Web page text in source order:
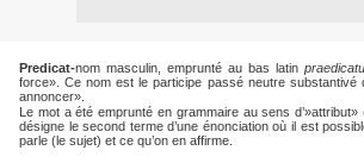
Predicat-nom masculin, emprunté au bas latin
force». Ce nom est le participe passé neutre substantivé
annoncer».
Le mot a été emprunté en grammaire au sens d’»attribut»
désigne le second terme d’une énonciation où il est
parle (le sujet) et ce qu’on en affirme.